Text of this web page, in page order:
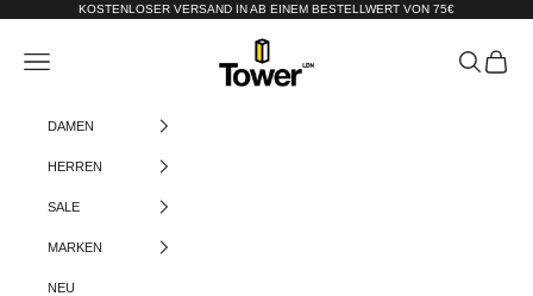
Zum Inhalt springenKOSTENLOSER VERSAND IN AB EINEM BESTELLWERT VON 75€
Tower-London.De
Menü Suchen
DAMEN
HERREN
SALE
MARKEN
NEU